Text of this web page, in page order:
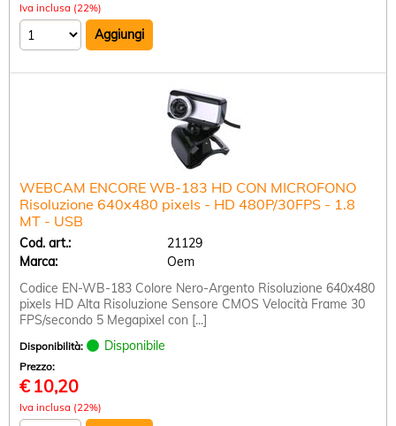
Iva inclusa (22%)
WEBCAM ENCORE WB-183 HD CON MICROFONO
Risoluzione 640x480 pixels - HD 480P/30FPS - 1.8
MT - USB
Cod. art.:
21129
Marca:
Oem
Codice EN-WB-183 Colore Nero-Argento Risoluzione 640x480
pixels HD Alta Risoluzione Sensore CMOS Velocità Frame 30
FPS/secondo 5 Megapixel con [...]
Disponibilità: Disponibile
Prezzo:
€ 10,20
Iva inclusa (22%)